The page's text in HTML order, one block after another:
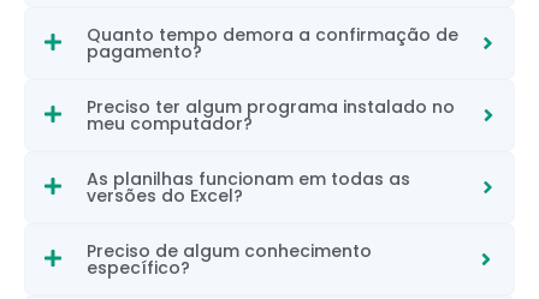
Quanto tempo demora a confirmação de
pagamento?
Preciso ter algum programa instalado no
meu computador?
As planilhas funcionam em todas as
versões do Excel?
Preciso de algum conhecimento
específico?